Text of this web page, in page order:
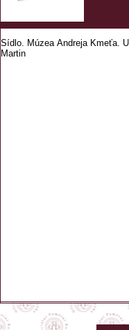
Sídlo. Múzea Andreja Kmeťa.
Martin